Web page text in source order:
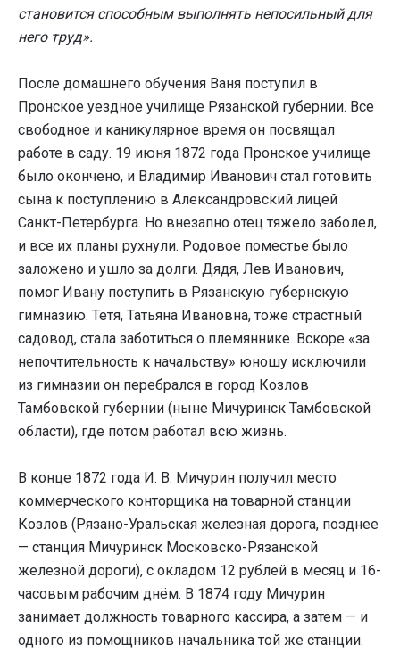
становится способным выполнять непосильный для
него труд».
После домашнего обучения Ваня поступил в
Пронское уездное училище Рязанской губернии. Все
свободное и каникулярное время он посвящал
работе в саду. 19 июня 1872 года Пронское училище
было окончено, и Владимир Иванович стал готовить
сына к поступлению в Александровский лицей
Санкт-Петербурга. Но внезапно отец тяжело заболел,
и все их планы рухнули. Родовое поместье было
заложено и ушло за долги. Дядя, Лев Иванович,
помог Ивану поступить в Рязанскую губернскую
гимназию. Тетя, Татьяна Ивановна, тоже страстный
садовод, стала заботиться о племяннике. Вскоре «за
непочтительность к начальству» юношу исключили
из гимназии он перебрался в город Козлов
Тамбовской губернии (ныне Мичуринск Тамбовской
области), где потом работал всю жизнь.
В конце 1872 года И. В. Мичурин получил место
коммерческого конторщика на товарной станции
Козлов (Рязано-Уральская железная дорога, позднее
— станция Мичуринск Московско-Рязанской
железной дороги), с окладом 12 рублей в месяц и 16-
часовым рабочим днём. В 1874 году Мичурин
занимает должность товарного кассира, а затем — и
одного из помощников начальника той же станции.